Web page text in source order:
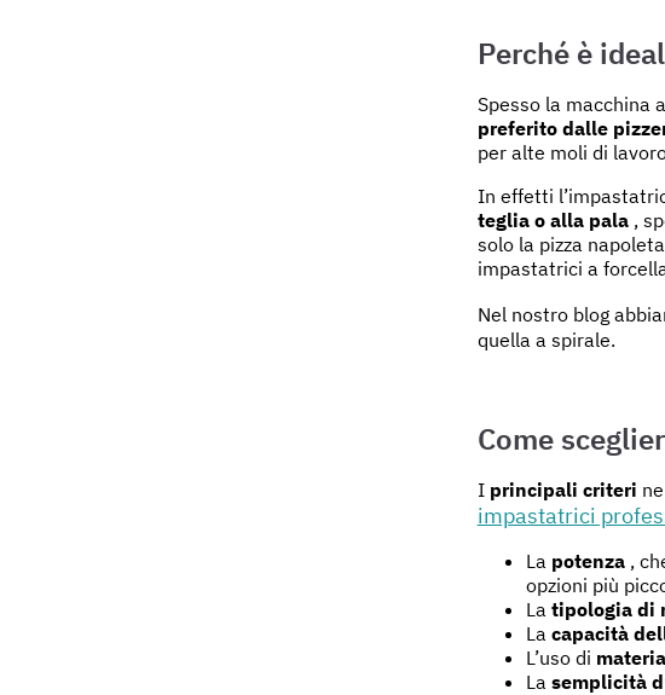
Perché è
Spesso la macchina
preferito dalle
per alte moli di
In effetti
teglia o alla pala,
solo la pizza
impastatrici a
Nel nostro blog
quella a spirale.
Come
I principali criteri
impastatrici
La potenza,
opzioni più
La tipologia di
La capacità
L’uso di
La semplicità